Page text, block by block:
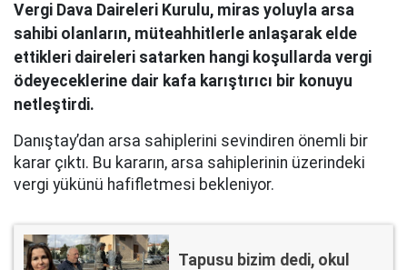
Vergi Dava Daireleri Kurulu, miras yoluyla arsa
sahibi olanların, müteahhitlerle anlaşarak elde
ettikleri daireleri satarken hangi koşullarda vergi
ödeyeceklerine dair kafa karıştırıcı bir konuyu
netleştirdi.
Danıştay’dan arsa sahiplerini sevindiren önemli bir
karar çıktı. Bu kararın, arsa sahiplerinin üzerindeki
vergi yükünü hafifletmesi bekleniyor.
Tapusu bizim dedi, okul